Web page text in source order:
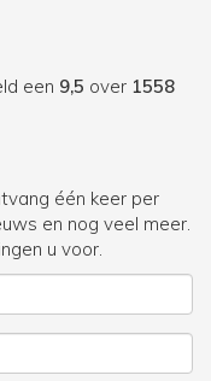
een 9,5 over 1558
één keer per
en nog veel meer.
u voor.